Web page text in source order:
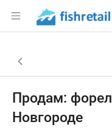
Раздел
Навигация и
Назад к списку
Продам:
Новгороде